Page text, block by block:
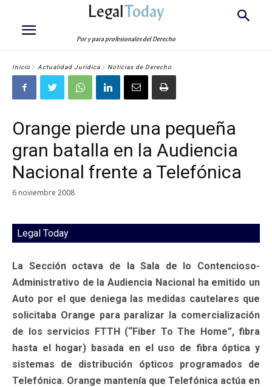
LegalToday
Por y para profesionales del Derecho
Inicio Actualidad Jurídica Noticias de Derecho
Orange pierde una pequeña
gran batalla en la Audiencia
Nacional frente a Telefónica
6 noviembre 2008
Legal Today
La Sección octava de la Sala de lo Contencioso-
Administrativo de la Audiencia Nacional ha emitido un
Auto por el que deniega las medidas cautelares que
solicitaba Orange para paralizar la comercialización
de los servicios FTTH (“Fiber To The Home”, fibra
hasta el hogar) basada en el uso de fibra óptica y
sistemas de distribución ópticos programados de
Telefónica. Orange mantenía que Telefónica actúa en